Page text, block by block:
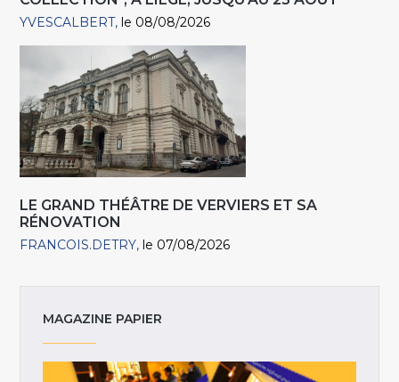
YVESCALBERT le 08/08/2026
LE GRAND THÉÂTRE DE VERVIERS ET SA
RÉNOVATION
FRANCOIS.DETRY le 07/08/2026
MAGAZINE PAPIER